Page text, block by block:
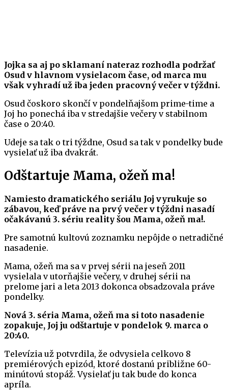
Jojka sa aj po sklamaní nateraz rozhodla podržať
Osud v hlavnom vysielacom čase, od marca mu
však vyhradí už iba jeden pracovný večer v týždni.
Osud čoskoro skončí v pondelňajšom prime-time a
Joj ho ponechá iba v stredajšie večery v stabilnom
čase o 20:40.
Udeje sa tak o tri týždne, Osud sa tak v pondelky bude
vysielať už iba dvakrát.
Odštartuje Mama, ožeň ma!
Namiesto dramatického seriálu Joj vyrukuje so
zábavou, keď práve na prvý večer v týždni nasadí
očakávanú 3. sériu reality šou Mama, ožeň ma!.
Pre samotnú kultovú zoznamku nepôjde o netradičné
nasadenie.
Mama, ožeň ma sa v prvej sérii na jeseň 2011
vysielala v utorňajšie večery, v druhej sérii na
prelome jari a leta 2013 dokonca obsadzovala práve
pondelky.
Nová 3. séria Mama, ožeň ma si toto nasadenie
zopakuje, Joj ju odštartuje v pondelok 9. marca o
20:40.
Televízia už potvrdila, že odvysiela celkovo 8
premiérových epizód, ktoré dostanú približne 60-
minútovú stopáž. Vysielať ju tak bude do konca
apríla.